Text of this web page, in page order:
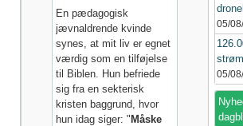
En pædagogisk
jævnaldrende kvinde
synes, at mit liv er egnet
værdig som en tilføjelse
til Biblen. Hun befriede
sig fra en sekterisk
kristen baggrund, hvor
hun idag siger: " Måske
05/
05/